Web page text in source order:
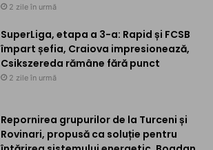
2 zile în urmă
SuperLiga, etapa a 3-a: Rapid și FCSB
împart șefia, Craiova impresionează,
Csikszereda rămâne fără punct
2 zile în urmă
Repornirea grupurilor de la Turceni și
Rovinari, propusă ca soluție pentru